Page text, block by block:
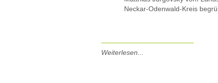
Neckar-Odenwald-Kreis
Weiterlesen...